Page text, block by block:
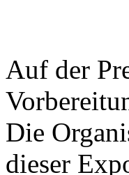
Auf der
Die
dieser